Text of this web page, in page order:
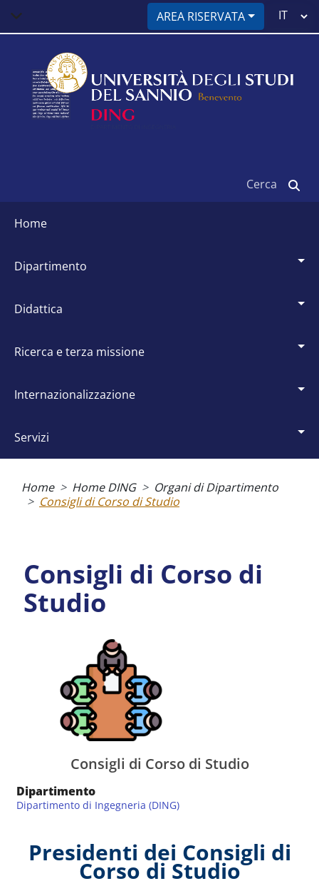
contenuto
AREA RISERVATA
Select
dipartimentali
home
dipartimento
didattica
ricerca e terza missione
internazionalizzazione
servizi
Briciole
Home Home DING
Organi di Dipartimento
Consigli di Corso di Studio
Consigli di Corso di
Studio
Consigli di Corso di Studio
Dipartimento
Dipartimento di Ingegneria (DING)
Presidenti dei Consigli di
Corso di Studio